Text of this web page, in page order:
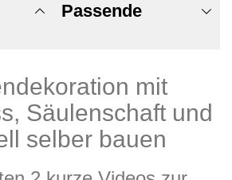
mit
Säulenschaft und
selber bauen
Passende
Produkte